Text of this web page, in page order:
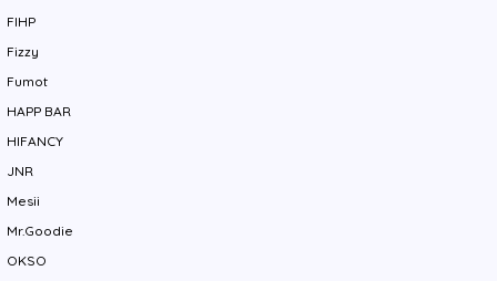
FIHP
Fizzy
Fumot
HAPP BAR
HIFANCY
JNR
Mesii
Mr.Goodie
OKSO